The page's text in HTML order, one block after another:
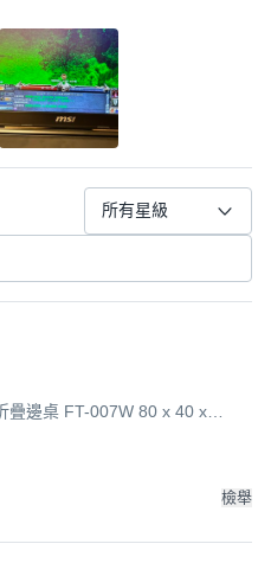
所有星級
疊邊桌 FT-007W 80 x 40 x
檢舉